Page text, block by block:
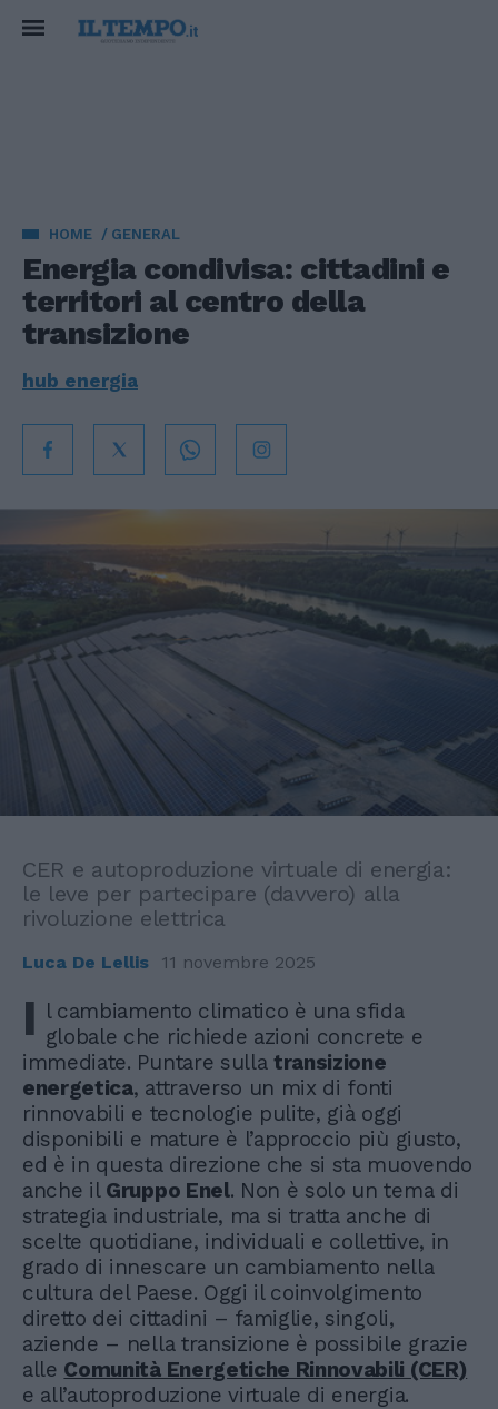
HOME GENERAL
Energia condivisa: cittadini e
territori al centro della
transizione
hub energia
CER e autoproduzione virtuale di energia:
le leve per partecipare (davvero) alla
rivoluzione elettrica
Luca De Lellis 11 novembre 2025
I l cambiamento climatico è una sfida
globale che richiede azioni concrete e
immediate. Puntare sulla transizione
energetica, attraverso un mix di fonti
rinnovabili e tecnologie pulite, già oggi
disponibili e mature è l’approccio più giusto,
ed è in questa direzione che si sta muovendo
anche il Gruppo Enel. Non è solo un tema di
strategia industriale, ma si tratta anche di
scelte quotidiane, individuali e collettive, in
grado di innescare un cambiamento nella
cultura del Paese. Oggi il coinvolgimento
diretto dei cittadini – famiglie, singoli,
aziende – nella transizione è possibile grazie
alle Comunità Energetiche Rinnovabili (CER)
e all’autoproduzione virtuale di energia.